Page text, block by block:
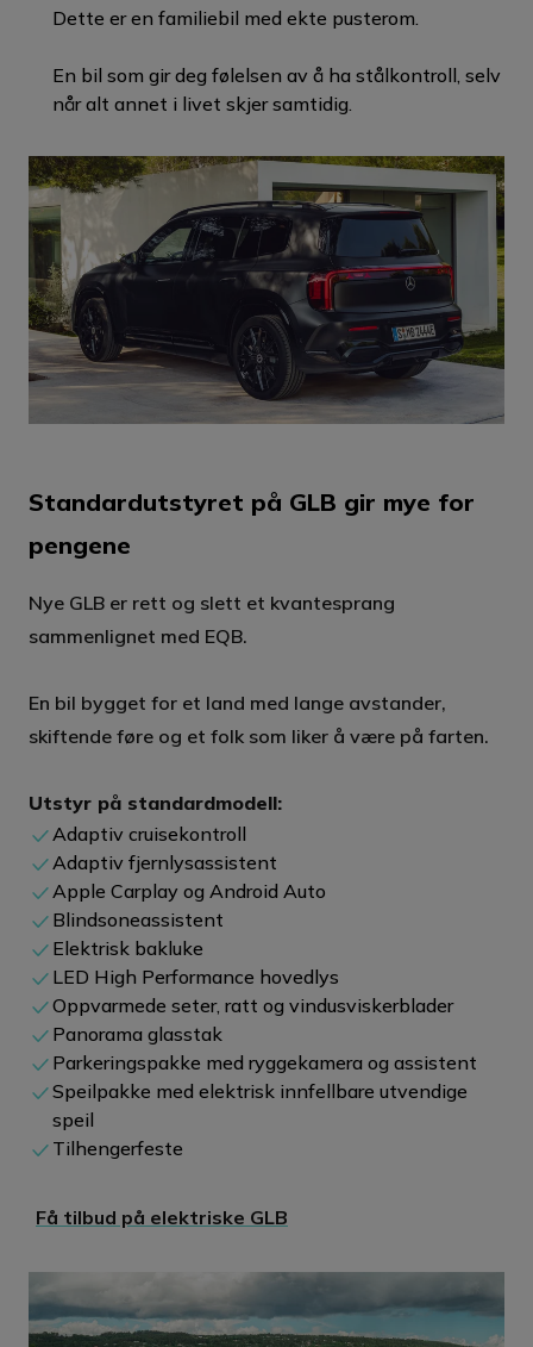
Dette er en familiebil med ekte pusterom.
En bil som gir deg følelsen av å ha stålkontroll, selv
når alt annet i livet skjer samtidig.
Standardutstyret på GLB gir mye for
pengene
Nye GLB er rett og slett et kvantesprang
sammenlignet med EQB.
En bil bygget for et land med lange avstander,
skiftende føre og et folk som liker å være på farten.
Utstyr på standardmodell:
Adaptiv cruisekontroll
Adaptiv fjernlysassistent
Apple Carplay og Android Auto
Blindsoneassistent
Elektrisk bakluke
LED High Performance hovedlys
Oppvarmede seter, ratt og vindusviskerblader
Panorama glasstak
Parkeringspakke med ryggekamera og assistent
Speilpakke med elektrisk innfellbare utvendige
speil
Tilhengerfeste
Få tilbud på elektriske GLB